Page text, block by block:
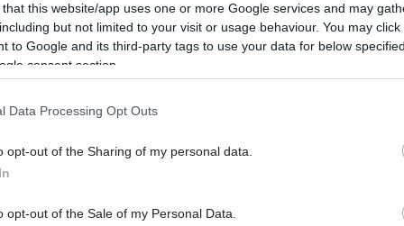
that this website/app uses one or more Google services and may
but not limited to your visit or usage behaviour. You may
to Google and its third-party tags to use your data for below
consent section.
Data Processing Opt Outs
opt-out of the Sharing of my personal data.
opt-out of the Sale of my Personal Data.
AKTUALITY
Túžite po skutočne
inteligentnej a plne
domácnosti?
Odpoveďou je QMX od